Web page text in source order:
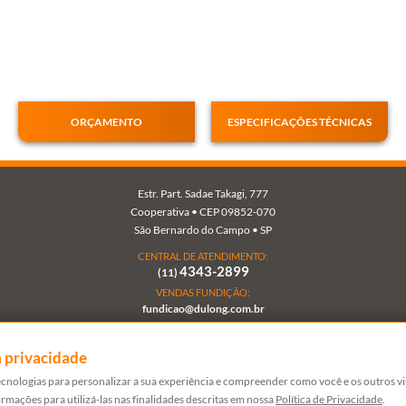
ORÇAMENTO ESPECIFICAÇÕES TÉCNICAS
Estr. Part. Sadae Takagi, 777
Cooperativa • CEP 09852-070
São Bernardo do Campo • SP
CENTRAL DE ATENDIMENTO:
(11) 4343-2899
VENDAS FUNDIÇÃO:
fundicao@dulong.com.br
©2026 DULONG. TODOS OS DIREITOS RESERVADOS.
privacidade
para personalizar a sua experiência e compreender como você e os outros
para utilizá-las nas finalidades descritas em nossa Política de Privacidade